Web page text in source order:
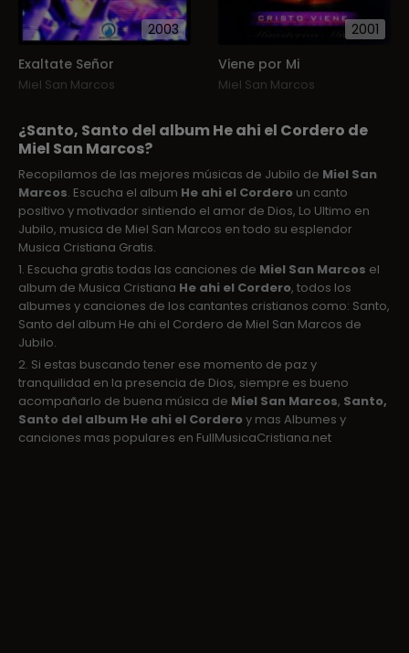
2003
Exaltate Señor
Miel San Marcos
2001
Viene por Mi
Miel San Marcos
¿Santo, Santo del album He ahi el Cordero de
Miel San Marcos?
Recopilamos de las mejores músicas de Jubilo de Miel San
Marcos. Escucha el album He ahi el Cordero un canto
positivo y motivador sintiendo el amor de Dios, Lo Ultimo en
Jubilo, musica de Miel San Marcos en todo su esplendor
Musica Cristiana Gratis.
1. Escucha gratis todas las canciones de Miel San Marcos el
album de Musica Cristiana He ahi el Cordero, todos los
albumes y canciones de los cantantes cristianos como: Santo,
Santo del album He ahi el Cordero de Miel San Marcos de
Jubilo.
2. Si estas buscando tener ese momento de paz y
tranquilidad en la presencia de Dios, siempre es bueno
acompañarlo de buena música de Miel San Marcos, Santo,
Santo del album He ahi el Cordero y mas Albumes y
canciones mas populares en FullMusicaCristiana.net